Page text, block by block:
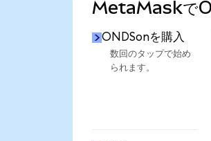
MetaMaskで
ONDSonを購入
数回のタップで始め
られます。